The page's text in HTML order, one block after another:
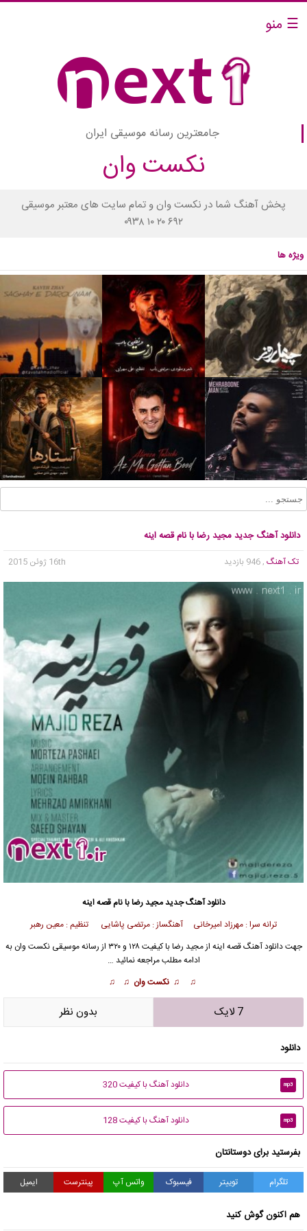
☰ منو
جامعترین رسانه موسیقی ایران
نکست وان
پخش آهنگ شما در نکست وان و تمام سایت های معتبر موسیقی
۰۹۳۸ ۱۰ ۲۰ ۶۹۲
ویژه ها
دانلود آهنگ جدید مجید رضا با نام قصه اینه
تک آهنگ , 946 بازدید 16th ژوئن 2015
دانلود آهنگ جدیدمجید رضا با نام قصه اینه
ترانه سرا : مهرزاد امیرخانی آهنگساز : مرتضی پاشایی تنظیم : معین رهبر
جهت دانلود آهنگ قصه اینه ازمجید رضا
با کیفیت ۱۲۸ و ۳۲۰ از رسانه موسیقی نکست وان به
ادامه مطلب مراجعه نمائید …
♫ ♫ نکست وان ♫ ♫
7 لایک بدون نظر
دانلود
mp3 دانلود آهنگ با کیفیت 320
mp3 دانلود آهنگ با کیفیت 128
بفرستید برای دوستانتان
تلگرام توییتر فیسبوک واتس آپ پینترست ایمیل
هم اکنون گوش کنید